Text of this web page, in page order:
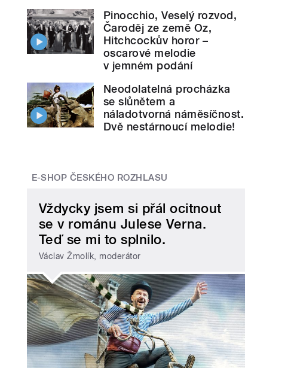
Pinocchio, Veselý rozvod,
Čaroděj ze země Oz,
Hitchcockův horor –
oscarové melodie
v jemném podání
Neodolatelná procházka
se slůnětem a
náladotvorná náměsíčnost.
Dvě nestárnoucí melodie!
E-SHOP ČESKÉHO ROZHLASU
Vždycky jsem si přál ocitnout
se v románu Julese Verna.
Teď se mi to splnilo.
Václav Žmolík, moderátor